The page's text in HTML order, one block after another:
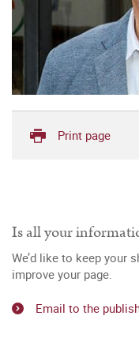
Print page
Is all your
We’d like to keep your
improve your page.
Email to the